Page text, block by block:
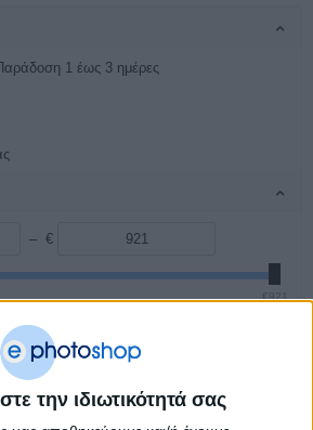
την ιδιωτικότητά σας
1 έως 3 ημέρες
– €
€921